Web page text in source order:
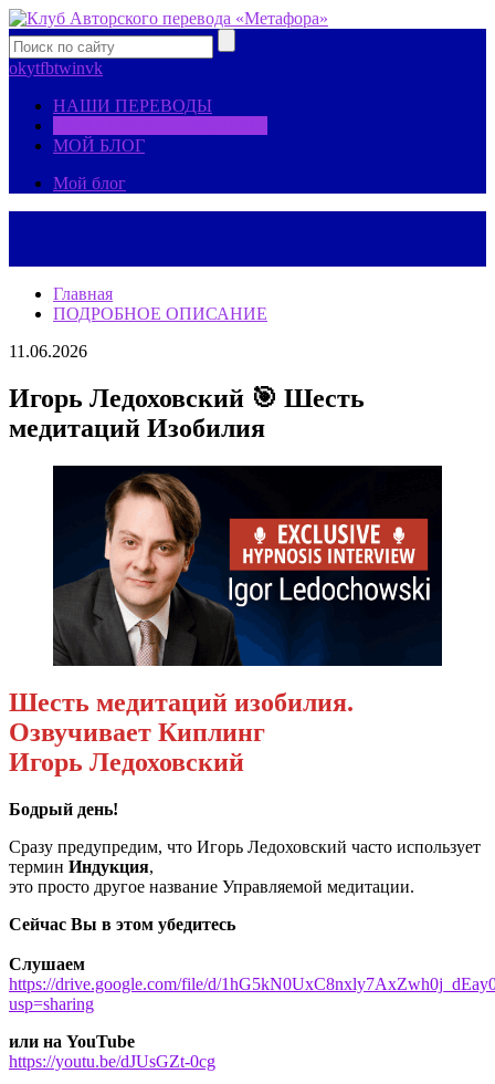
okytfbtwinvk
НАШИ ПЕРЕВОДЫ
МОЙ БЛОГ
Мой блог
Главная
ПОДРОБНОЕ ОПИСАНИЕ
11.06.2026
Игорь Ледоховский 🎯 Шесть
медитаций Изобилия
Шесть медитаций изобилия.
Озвучивает Киплинг
Игорь Ледоховский
Бодрый день!
Сразу предупредим, что Игорь Ледоховский часто использует
термин Индукция,
это просто другое название Управляемой медитации.
Сейчас Вы в этом убедитесь
Слушаем
https://drive.google.com/file/d/
usp=sharing
или на YouTube
https://youtu.be/dJUsGZt-0cg